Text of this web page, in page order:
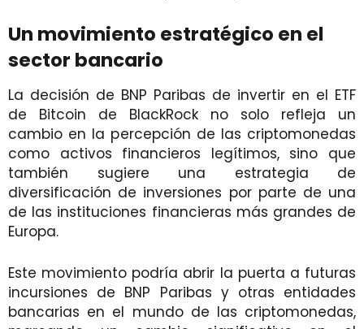
Un movimiento estratégico en el
sector bancario
La decisión de BNP Paribas de invertir en el ETF
de Bitcoin de BlackRock no solo refleja un
cambio en la percepción de las criptomonedas
como activos financieros legítimos, sino que
también sugiere una estrategia de
diversificación de inversiones por parte de una
de las instituciones financieras más grandes de
Europa.
Este movimiento podría abrir la puerta a futuras
incursiones de BNP Paribas y otras entidades
bancarias en el mundo de las criptomonedas,